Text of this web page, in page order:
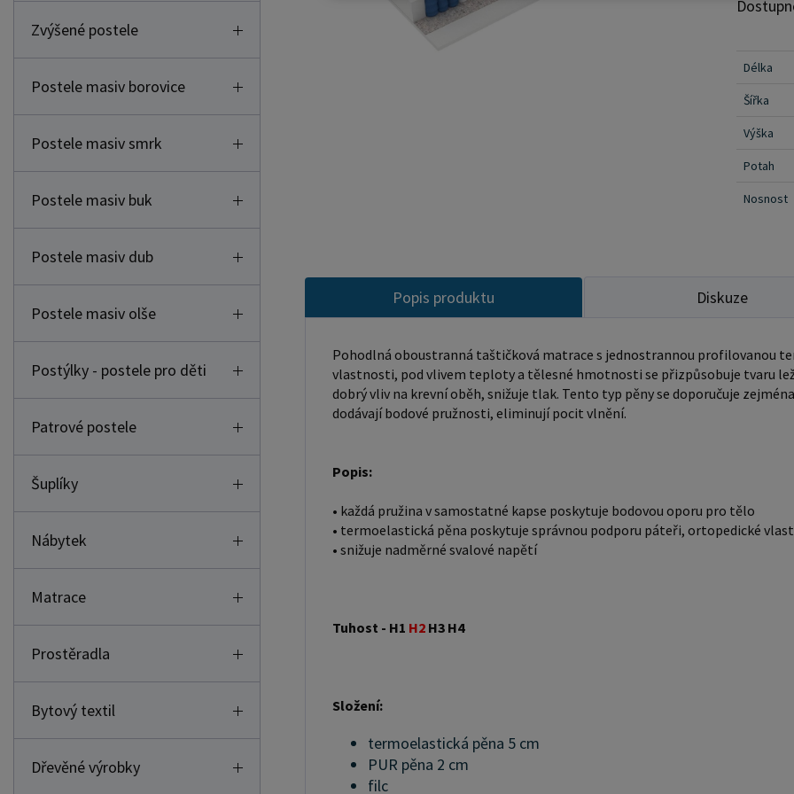
Zvýšené postele
Postele masiv borovice
Postele masiv smrk
Postele masiv buk
Postele masiv dub
Postele masiv olše
Postýlky - postele pro děti
Patrové postele
Šuplíky
Nábytek
Matrace
Prostěradla
Bytový textil
Dřevěné výrobky
pocit vlnění. Popis: • každá pružina
snižuje
Složení: termoelastická pěna 5 cm PUR pěna 2 cm filc pružiny
v taštičkách 12 cm filc
Délka
Šířka
Výška
Potah
Nosnost
Popis produktu Diskuze
Pohodlná oboustranná taštičková matrace s jednostrannou profilovanou
vlastnosti, pod vlivem teploty a tělesné hmotnosti se přizpůsobuje tvaru
dobrý vliv na krevní oběh, snižuje tlak. Tento typ pěny se doporučuje
dodávají bodové pružnosti, eliminují pocit vlnění.
Popis:
• každá pružina v samostatné kapse poskytuje bodovou oporu pro tělo
• termoelastická pěna poskytuje správnou podporu páteři, ortopedické
• snižuje nadměrné svalové napětí
Tuhost - H1 H2 H3 H4
Složení:
termoelastická pěna 5 cm
PUR pěna 2 cm
filc